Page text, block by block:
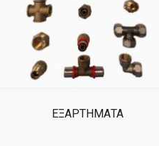
ΕΞΑΡΤΗΜΑΤΑ